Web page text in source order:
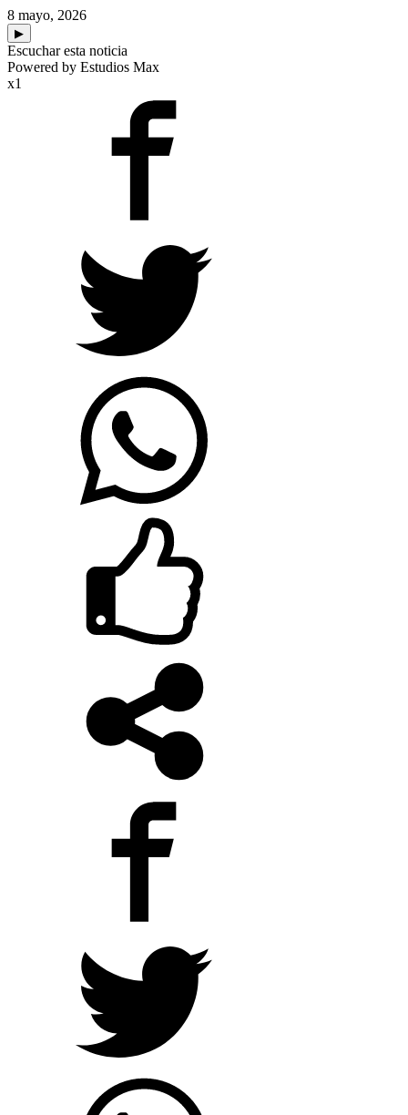
8 mayo, 2026
▶
Escuchar esta noticia
Powered by Estudios Max
x1